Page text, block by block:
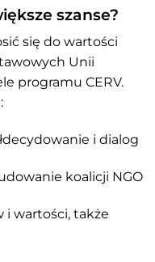
szanse?
się do wartości
Unii
programu CERV.
i dialog
koalicji NGO
i wartości, także